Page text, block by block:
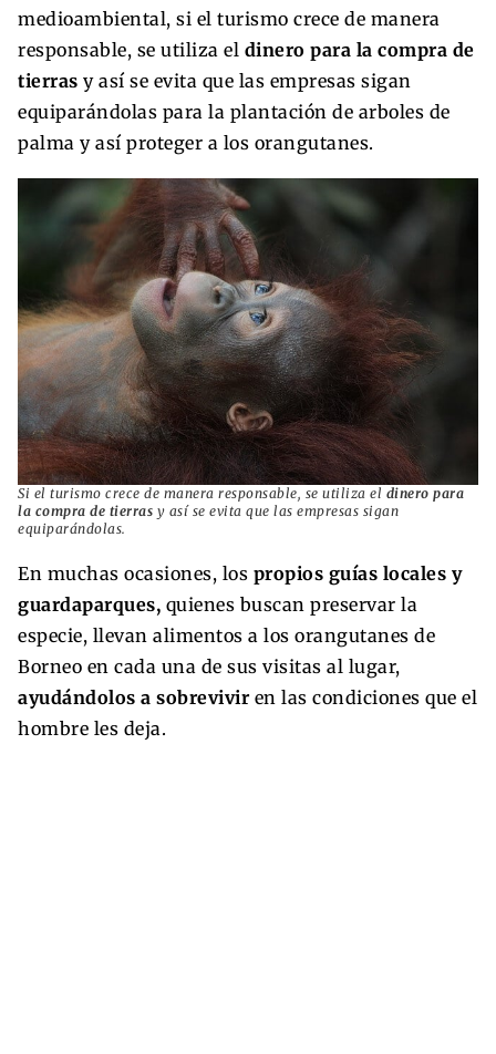
medioambiental, si el turismo crece de manera
responsable, se utiliza el dinero para la compra de
tierras y así se evita que las empresas sigan
equiparándolas para la plantación de arboles de
palma y así proteger a los orangutanes.
Si el turismo crece de manera responsable, se utiliza el dinero para
la compra de tierras y así se evita que las empresas sigan
equiparándolas.
En muchas ocasiones, los propios guías locales y
guardaparques, quienes buscan preservar la
especie, llevan alimentos a los orangutanes de
Borneo en cada una de sus visitas al lugar,
ayudándolos a sobreviviren las condiciones que el
hombre les deja.